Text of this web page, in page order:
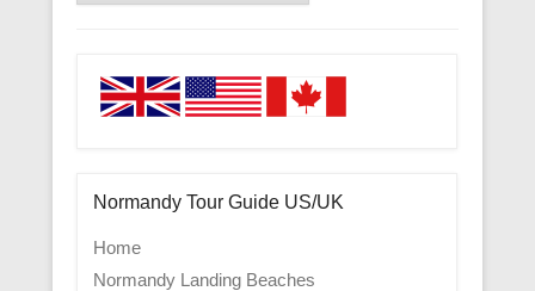
Normandy Tour Guide US/UK
Home
Normandy Landing Beaches